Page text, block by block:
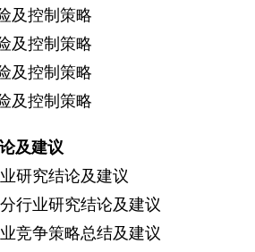
及控制策略
及控制策略
及控制策略
及控制策略
及建议
研究结论及建议
行业研究结论及建议
竞争策略总结及建议